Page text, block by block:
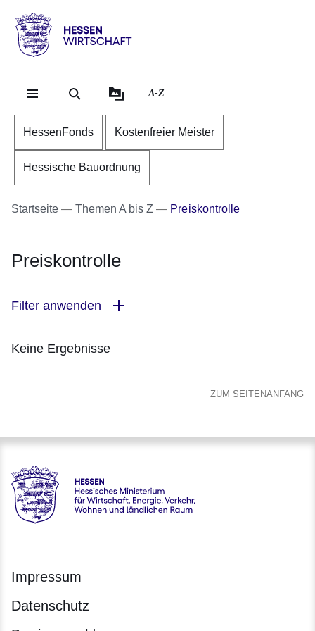
Hessen
Wirtschaft
A-Z
HessenFonds Kostenfreier Meister
Hessische Bauordnung
Startseite Themen A bis Z Preiskontrolle
Preiskontrolle
Filter anwenden
Keine Ergebnisse
ZUM SEITENANFANG
Hessen - Hessisches Ministerium für Wirtschaft, Energie,
Impressum
Datenschutz